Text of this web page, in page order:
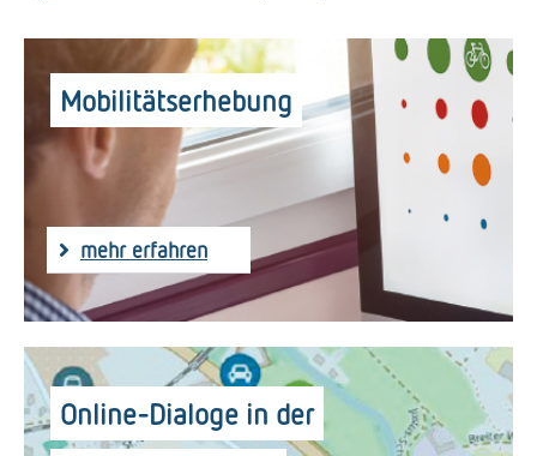
Mobilitätserhebung
mehr erfahren
Online-Dialoge in der